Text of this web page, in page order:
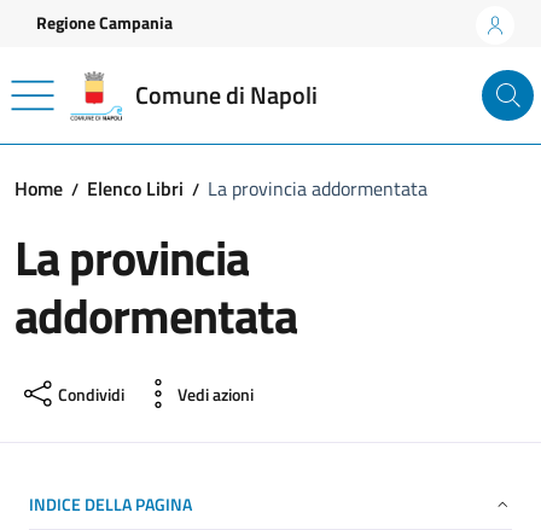
Vai ai contenuti
Vai al footer
Regione Campania
Comune di Napoli
Home Elenco Libri La provincia addormentata
La provincia
addormentata
Condividi Vedi azioni
INDICE DELLA PAGINA